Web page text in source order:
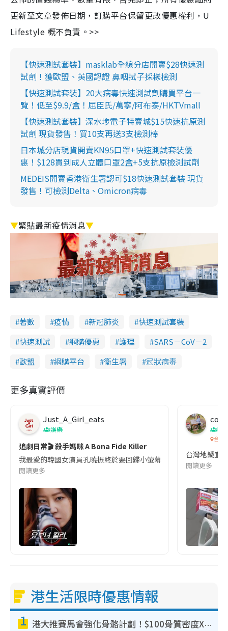
更新至文章發佈日期，訂購平台保留更改優惠權利，U
Lifestyle 概不負責。>>
【快速測試套裝】masklab全線分店開賣$28快速測
試劑！獲歐盟、英國認證 鼻咽拭子採樣檢測
【快速測試套裝】20大病毒快速測試劑購買平台一
覽！低至$9.9/盒！屈臣氏/萬寧/阿布泰/HKTVmall
【快速測試套裝】深水埗電子特賣城$15快速抗原測
試劑 現貨發售！買10支再送3支檢測棒
日本城分店現貨開賣KN95口罩+快速測試套裝優
惠！$128買到成人立體口罩2盒+5支抗原檢測試劑
MEDEIS開賣香港衛生署認可$18快速測試套裝 現貨
發售！可檢測Delta、Omicron病毒
▼緊貼最新疫情消息▼
著數 疫情 新冠肺炎
快速測試套裝
快速測試
網購優惠 護理
SARS－CoV－2
歐盟
網購平台 衞生署 冠狀病毒
更多真實評價
Just_A_Girl_eats
娛樂
追劇日常🎬 殺手媽咪 A Bona Fide Killer
我最愛的韓國女演員孔曉振終於要回歸小螢幕啦!這次的劇本改編
閱讀更多
co
吹
台灣
台灣地鐵宣
閱讀更多
港生活限時優惠情報
1 港大推賽馬會強化骨骼計劃！$100骨質密度X光檢查 完成免費運動訓練送超市禮券！附參加資格